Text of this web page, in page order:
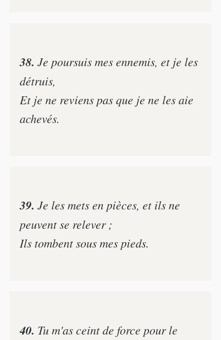
38. Je poursuis mes ennemis, et je les
détruis,
Et je ne reviens pas que je ne les aie
achevés.
39. Je les mets en pièces, et ils ne
peuvent se relever ;
Ils tombent sous mes pieds.
40. Tu m'as ceint de force pour le